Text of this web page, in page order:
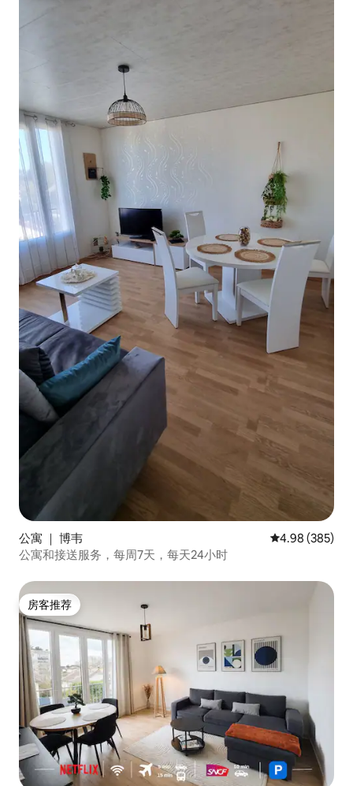
公寓 ｜ 博韦 平均评分 4.98
4.98 (385)
公寓和接送服务，每周7天，每天24小时
房客推荐
房客推荐